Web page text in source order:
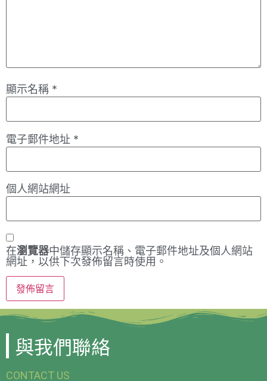
顯示名稱 *
電子郵件地址 *
個人網站網址
在瀏覽器中儲存顯示名稱、電子郵件地址及個人網站
網址，以供下次發佈留言時使用。
與我們聯絡
CONTACT US